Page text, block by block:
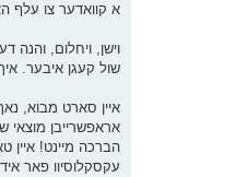
א קוואדער צו עלף
שול קעגן איבער.
איין סארט מבוא,
אראפשרייבן מוצאי
הברכה מיינט! איין
עקסקלוסיוו פאר